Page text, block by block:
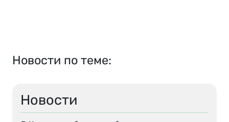
Новости
Новости по теме: